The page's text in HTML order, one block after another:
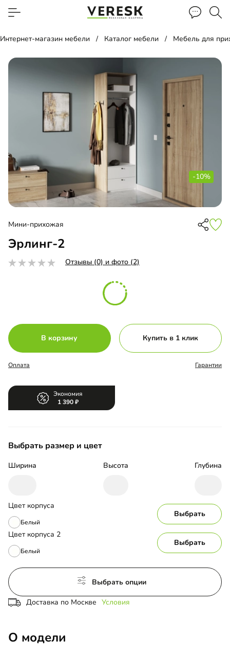
Интернет-магазин мебели Каталог мебели Мебель для
-10%
Мини-прихожая
Эрлинг-2
Отзывы (0) и фото (2)
В корзину Купить в 1 клик
Оплата Гарантии
Экономия
1 390
Выбрать размер и цвет
Ширина Высота Глубина
Цвет корпуса
Белый
Выбрать
Цвет корпуса 2
Белый
Выбрать
Выбрать опции
Доставка по Москве Условия
О модели